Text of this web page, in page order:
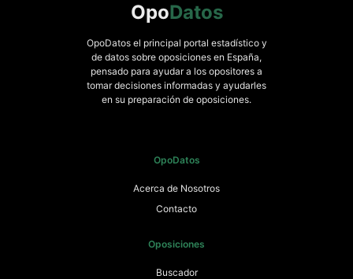
OpoDatos
OpoDatos el principal portal estadístico y
de datos sobre oposiciones en España,
pensado para ayudar a los opositores a
tomar decisiones informadas y ayudarles
en su preparación de oposiciones.
OpoDatos
Acerca de Nosotros
Contacto
Oposiciones
Buscador